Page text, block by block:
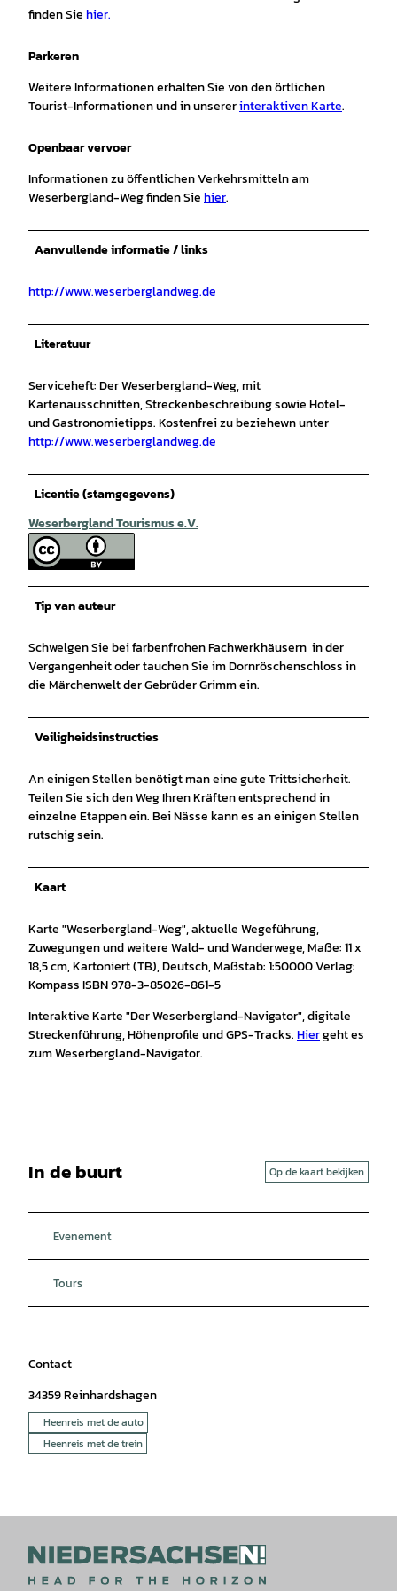
finden Siehier.
Parkeren
Weitere Informationen erhalten Sie von den örtlichen
Tourist-Informationen und in unsererinteraktiven Karte.
Openbaar vervoer
Informationen zu öffentlichen Verkehrsmitteln am
Weserbergland-Weg finden Siehier.
Aanvullende informatie / links
http://www.weserberglandweg.de
Literatuur
Serviceheft: Der Weserbergland-Weg, mit
Kartenausschnitten, Streckenbeschreibung sowie Hotel-
und Gastronomietipps. Kostenfrei zu beziehewn unter
http://www.weserberglandweg.de
Licentie (stamgegevens)
Weserbergland Tourismus e.V.
Tip van auteur
Schwelgen Sie bei farbenfrohen Fachwerkhäusern in der
Vergangenheit oder tauchen Sie im Dornröschenschloss in
die Märchenwelt der Gebrüder Grimm ein.
Veiligheidsinstructies
An einigen Stellen benötigt man eine gute Trittsicherheit.
Teilen Sie sich den Weg Ihren Kräften entsprechend in
einzelne Etappen ein. Bei Nässe kann es an einigen Stellen
rutschig sein.
Kaart
Karte "Weserbergland-Weg", aktuelle Wegeführung,
Zuwegungen und weitere Wald- und Wanderwege, Maße: 11 x
18,5 cm, Kartoniert (TB), Deutsch, Maßstab: 1:50000 Verlag:
Kompass ISBN 978-3-85026-861-5
Interaktive Karte "Der Weserbergland-Navigator", digitale
Streckenführung, Höhenprofile und GPS-Tracks.Hiergeht es
zum Weserbergland-Navigator.
In de buurt Op de kaart bekijken
Evenement
Tours
Contact
34359Reinhardshagen
Heenreis met de auto
Heenreis met de trein